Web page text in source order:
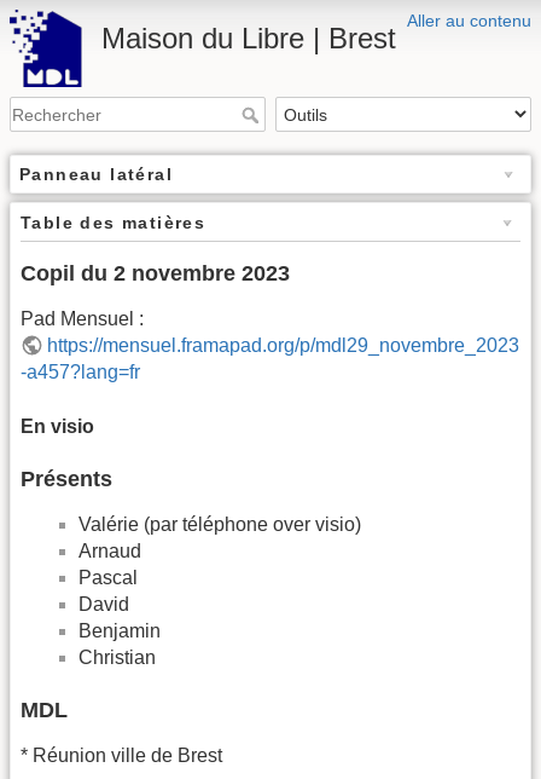
Aller au contenu
Maison du Libre | Brest
Panneau latéral
Table des matières
Copil du 2 novembre 2023
Pad Mensuel :
https://mensuel.framapad.org/p/mdl29_novembre_2023
-a457?lang=fr
En visio
Présents
Valérie (par téléphone over visio)
Arnaud
Pascal
David
Benjamin
Christian
MDL
* Réunion ville de Brest